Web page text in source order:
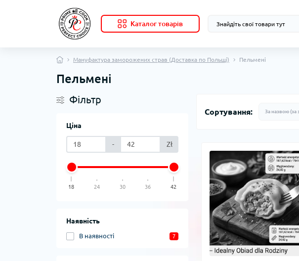
Каталог товарів
Мануфактура заморожених страв (Доставка по Польщі) Пельмені
Пельмені
Фільтр
Ціна
- Zł
18 24 30 36 42
Наявність
В наявності 7
Сортування: